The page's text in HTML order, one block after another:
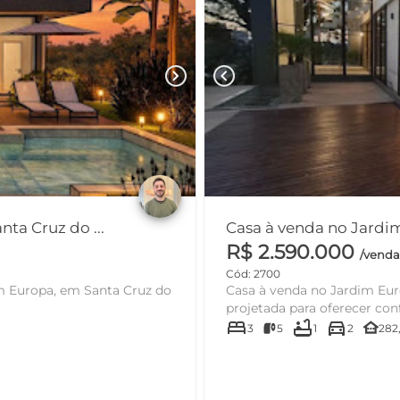
chevron_right
Cruz do ...
em Santa Cruz do
chevron_left
Casa à venda no
R$ 2.590.000/venda
Cód: 2700
Casa à venda no Jardim
projetada para oferecer
bed3 5 bathtub1 directions_car 2 other_houses